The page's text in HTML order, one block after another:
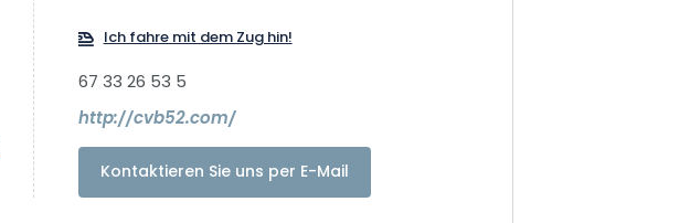
Ich fahre mit dem Zug hin!
67 33 26 53 5
http://cvb52.com/
Kontaktieren Sie uns per E-Mail